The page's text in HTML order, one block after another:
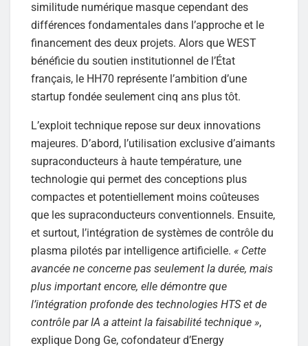
similitude numérique masque cependant des
différences fondamentales dans l’approche et le
financement des deux projets. Alors que WEST
bénéficie du soutien institutionnel de l’État
français, le HH70 représente l’ambition d’une
startup fondée seulement cinq ans plus tôt.
L’exploit technique repose sur deux innovations
majeures. D’abord, l’utilisation exclusive d’aimants
supraconducteurs à haute température, une
technologie qui permet des conceptions plus
compactes et potentiellement moins coûteuses
que les supraconducteurs conventionnels. Ensuite,
et surtout, l’intégration de systèmes de contrôle du
plasma pilotés par intelligence artificielle. « Cette
avancée ne concerne pas seulement la durée, mais
plus important encore, elle démontre que
l’intégration profonde des technologies HTS et de
contrôle par IA a atteint la faisabilité technique »,
explique Dong Ge, cofondateur d’Energy